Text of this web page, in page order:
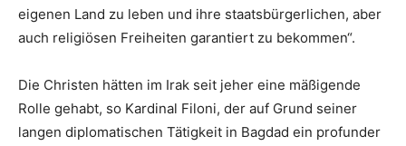
eigenen Land zu leben und ihre staatsbürgerlichen, aber
auch religiösen Freiheiten garantiert zu bekommen“.
Die Christen hätten im Irak seit jeher eine mäßigende
Rolle gehabt, so Kardinal Filoni, der auf Grund seiner
langen diplomatischen Tätigkeit in Bagdad ein profunder